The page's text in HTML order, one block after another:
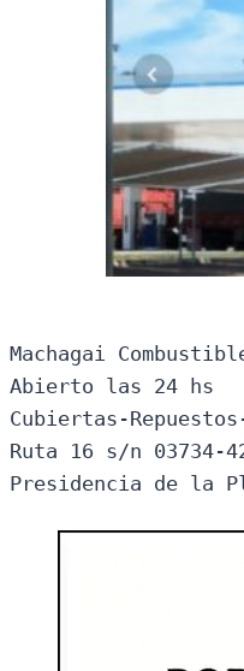
Machagai
Abierto las 24 hs
Cubiertas-
Ruta 16 s/n 03734-
Presidencia de la